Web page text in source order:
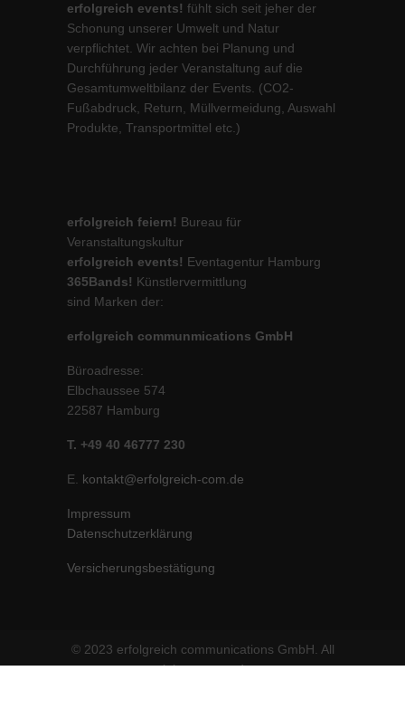
erfolgreich events! fühlt sich seit jeher der
Schonung unserer Umwelt und Natur
verpflichtet. Wir achten bei Planung und
Durchführung jeder Veranstaltung auf die
Gesamtumweltbilanz der Events. (CO2-
Fußabdruck, Return, Müllvermeidung, Auswahl
Produkte, Transportmittel etc.)
erfolgreich feiern! Bureau für
Veranstaltungskultur
erfolgreich events! Eventagentur Hamburg
365Bands! Künstlervermittlung
sind Marken der:
erfolgreich communmications GmbH
Büroadresse:
Elbchaussee 574
22587 Hamburg
T. +49 40 46777 230
E. kontakt@erfolgreich-com.de
Impressum
Datenschutzerklärung
Versicherungsbestätigung
© 2023 erfolgreich communications GmbH. All
rights reserved.